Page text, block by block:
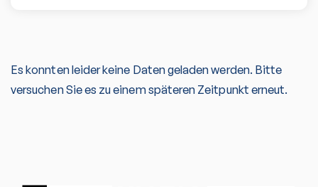
Es konnten leider keine Daten geladen werden. Bitte
versuchen Sie es zu einem späteren Zeitpunkt erneut.